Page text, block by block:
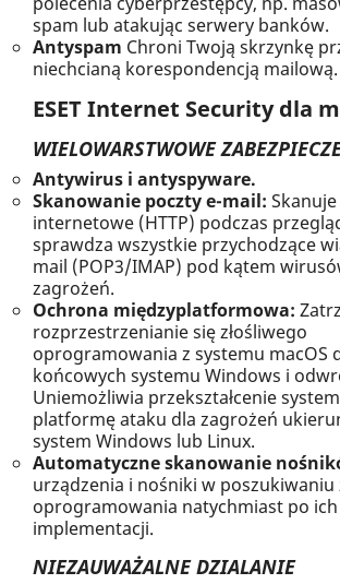
spam lub atakując serwery banków.
Antyspam Chroni Twoją skrzynkę
niechcianą korespondencją mailową.
ESET Internet Security dla
WIELOWARSTWOWE
Antywirus i antyspyware.
Skanowanie poczty e-mail:
internetowe (HTTP) podczas
sprawdza wszystkie przychodzące
mail (POP3/IMAP) pod kątem
zagrożeń.
Ochrona międzyplatformowa:
rozprzestrzenianie się złośliwego
oprogramowania z systemu macOS
końcowych systemu Windows i
Uniemożliwia przekształcenie
platformę ataku dla zagrożeń
system Windows lub Linux.
Automatyczne skanowanie
urządzenia i nośniki w poszukiwaniu
oprogramowania natychmiast po ich
implementacji.
NIEZAUWAŻALNE DZIALANIE